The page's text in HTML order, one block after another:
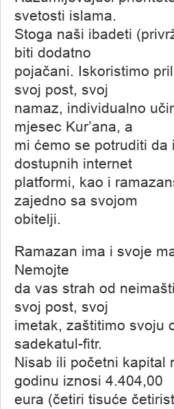
svetosti islama.
Stoga naši ibadeti
biti dodatno
pojačani. Iskoristimo
svoj post, svoj
namaz, individualno
mjesec Kur’ana, a
mi ćemo se potruditi
dostupnih internet
platformi, kao i
zajedno sa svojom
obitelji.
Ramazan ima i svoje
Nemojte
da vas strah od
svoj post, svoj
imetak, zaštitimo svoju
sadekatul-fitr.
Nisab ili početni kapital
godinu iznosi 4.404,00
eura (četiri tisuće